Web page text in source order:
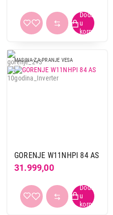
MASINA ZA PRANJE VESA
GORENJE W11NHPI 84 AS
31.999,00